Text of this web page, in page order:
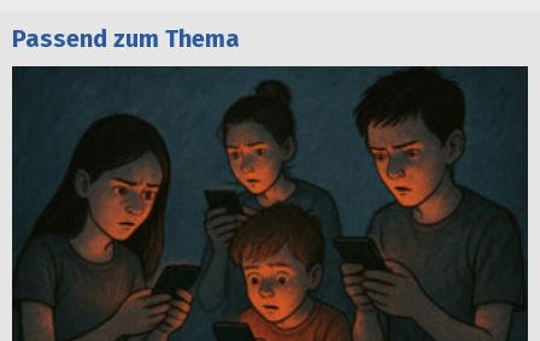
Passend zum Thema